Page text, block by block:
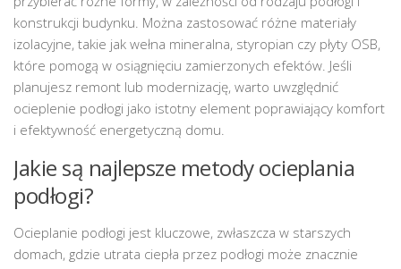
konstrukcji budynku. Można zastosować różne materiały
izolacyjne, takie jak wełna mineralna, styropian czy płyty OSB,
które pomogą w osiągnięciu zamierzonych efektów. Jeśli
planujesz remont lub modernizację, warto uwzględnić
ocieplenie podłogi jako istotny element poprawiający komfort
i efektywność energetyczną domu.
Jakie są najlepsze metody ocieplania
podłogi?
Ocieplanie podłogi jest kluczowe, zwłaszcza w starszych
domach, gdzie utrata ciepła przez podłogi może znacznie